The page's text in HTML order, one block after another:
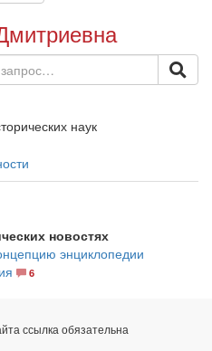
наук
новостях
энциклопедии
6
ссылка обязательна